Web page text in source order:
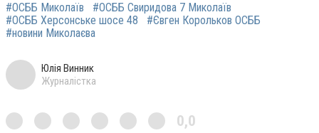
#ОСББ Миколаїв
#ОСББ Свиридова 7 Миколаїв
#ОСББ Херсонське шосе 48
#Євген Корольков ОСББ
#новини Миколаєва
Юлія Винник
Журналістка
0,0